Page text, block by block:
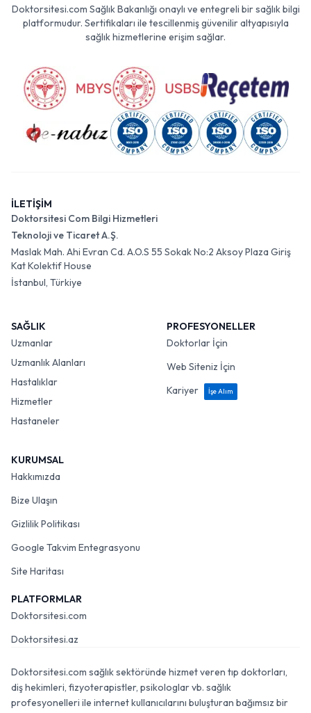
Doktorsitesi.com Sağlık Bakanlığı onaylı ve entegreli bir sağlık bilgi
platformudur. Sertifikaları ile tescillenmiş güvenilir altyapısıyla
sağlık hizmetlerine erişim sağlar.
İLETİŞİM
Doktorsitesi Com Bilgi Hizmetleri
Teknoloji ve Ticaret A.Ş.
Maslak Mah. Ahi Evran Cd. A.O.S 55 Sokak No:2 Aksoy Plaza Giriş
Kat Kolektif House
İstanbul, Türkiye
SAĞLIK
Uzmanlar
Uzmanlık Alanları
Hastalıklar
Hizmetler
Hastaneler
PROFESYONELLER
Doktorlar İçin
Web Siteniz İçin
Kariyer
İşe Alım
KURUMSAL
Hakkımızda
Bize Ulaşın
Gizlilik Politikası
Google Takvim Entegrasyonu
Site Haritası
PLATFORMLAR
Doktorsitesi.com
Doktorsitesi.az
Doktorsitesi.com sağlık sektöründe hizmet veren tıp doktorları,
diş hekimleri, fizyoterapistler, psikologlar vb. sağlık
profesyonelleri ile internet kullanıcılarını buluşturan bağımsız bir